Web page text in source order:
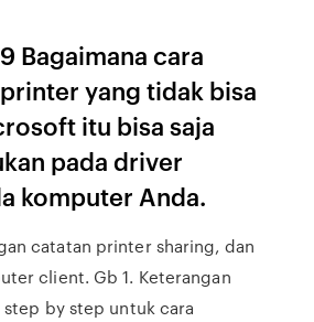
Bagaimana cara
yang tidak bisa
itu bisa saja
pada driver
komputer Anda.
catatan printer sharing, dan
client. Gb 1. Keterangan
by step untuk cara